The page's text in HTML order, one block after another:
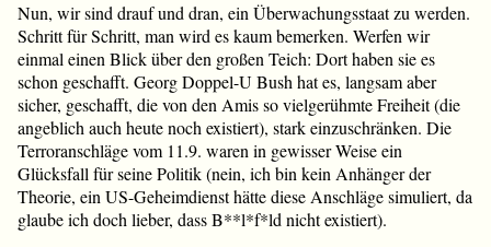
Nun, wir sind drauf und dran, ein Überwachungsstaat zu werden.
Schritt für Schritt, man wird es kaum bemerken. Werfen wir
einmal einen Blick über den großen Teich: Dort haben sie es
schon geschafft. Georg Doppel-U Bush hat es, langsam aber
sicher, geschafft, die von den Amis so vielgerühmte Freiheit (die
angeblich auch heute noch existiert), stark einzuschränken. Die
Terroranschläge vom 11.9. waren in gewisser Weise ein
Glücksfall für seine Politik (nein, ich bin kein Anhänger der
Theorie, ein US-Geheimdienst hätte diese Anschläge simuliert, da
glaube ich doch lieber, dass B**l*f*ld nicht existiert).